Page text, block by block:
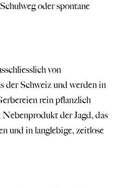
oder spontane
von
der Schweiz und werden in
rein pflanzlich
der Jagd, das
und in langlebige, zeitlose